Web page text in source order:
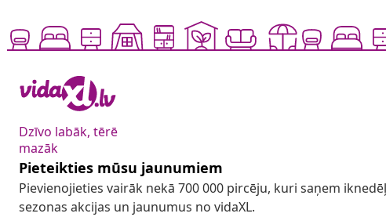
Dzīvo labāk, tērē
mazāk
Pieteikties mūsu jaunumiem
Pievienojieties vairāk nekā 700 000 pircēju, kuri saņem
sezonas akcijas un jaunumus no vidaXL.